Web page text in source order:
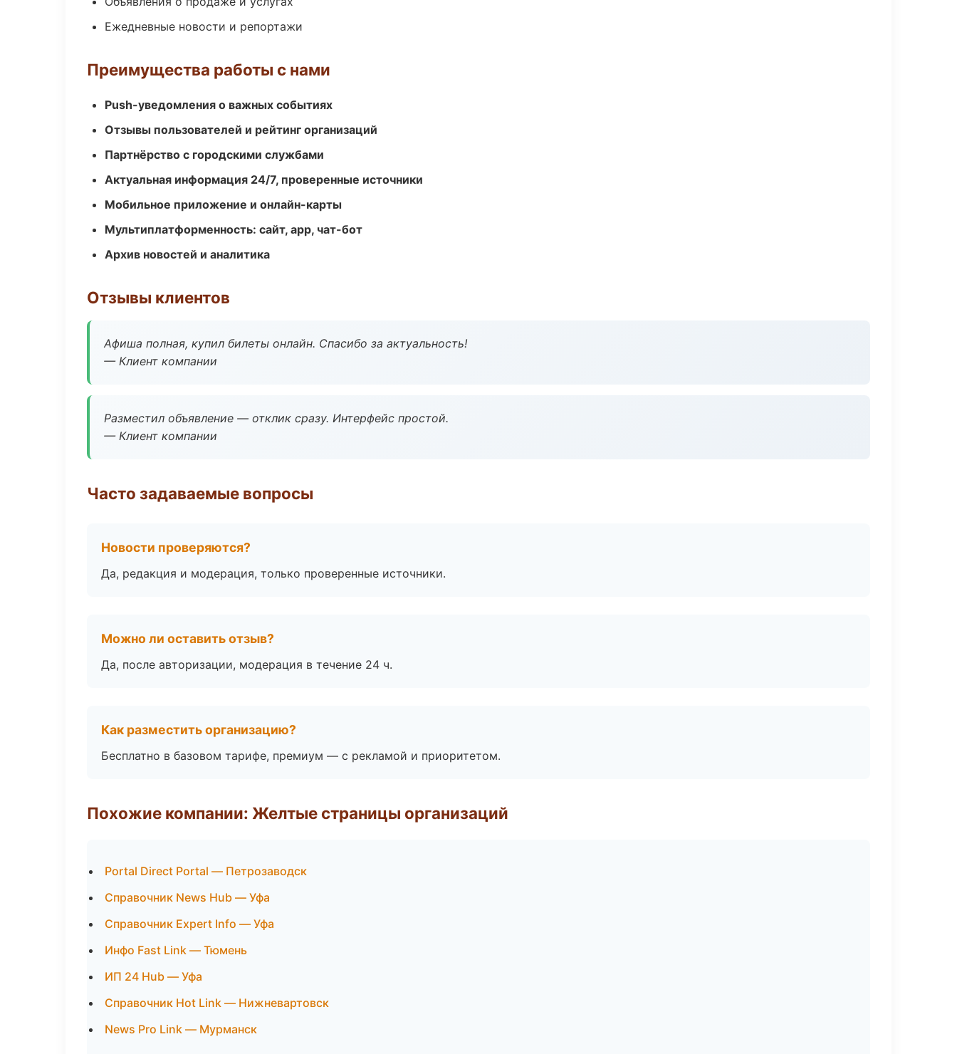
Ежедневные новости и репортажи
Преимущества работы с нами
Push-уведомления о важных событиях
Отзывы пользователей и рейтинг организаций
Партнёрство с городскими службами
Актуальная информация 24/7, проверенные источники
Мобильное приложение и онлайн-карты
Мультиплатформенность: сайт, app, чат-бот
Архив новостей и аналитика
Отзывы клиентов
Афиша полная, купил билеты онлайн. Спасибо за актуальность!
— Клиент компании
Разместил объявление — отклик сразу. Интерфейс простой.
— Клиент компании
Часто задаваемые вопросы
Новости проверяются?
Да, редакция и модерация, только проверенные источники.
Можно ли оставить отзыв?
Да, после авторизации, модерация в течение 24 ч.
Как разместить организацию?
Бесплатно в базовом тарифе, премиум — с рекламой и приоритетом.
Похожие компании: Желтые страницы организаций
Portal Direct Portal — Петрозаводск
Справочник News Hub — Уфа
Справочник Expert Info — Уфа
Инфо Fast Link — Тюмень
ИП 24 Hub — Уфа
Справочник Hot Link — Нижневартовск
News Pro Link — Мурманск